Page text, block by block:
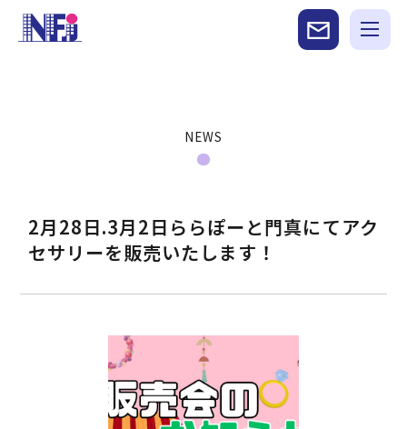
2月28日.3月2日ららぽーと門真にてアク
セサリーを販売いたします！
NEWS